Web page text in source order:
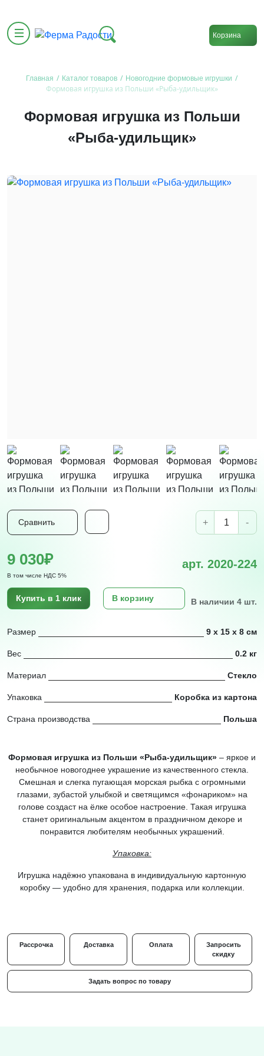
Корзина
Главная / Каталог товаров / Новогодние формовые игрушки /
Формовая игрушка из Польши «Рыба-удильщик»
Формовая игрушка из Польши
«Рыба-удильщик»
Сравнить + -
9 030₽
В том числе НДС 5%
арт. 2020-224
Купить в 1 клик В корзину В наличии 4 шт.
Размер 9 х 15 х 8 см
Вес 0.2 кг
Материал Стекло
Упаковка Коробка из картона
Страна производства Польша
Формовая игрушка из Польши «Рыба-удильщик» – яркое и
необычное новогоднее украшение из качественного стекла.
Смешная и слегка пугающая морская рыбка с огромными
глазами, зубастой улыбкой и светящимся «фонариком» на
голове создаст на ёлке особое настроение. Такая игрушка
станет оригинальным акцентом в праздничном декоре и
понравится любителям необычных украшений.
Упаковка:
Игрушка надёжно упакована в индивидуальную картонную
коробку— удобно для хранения, подарка или коллекции.
Рассрочка Доставка Оплата
Запросить
скидку
Задать вопрос по товару